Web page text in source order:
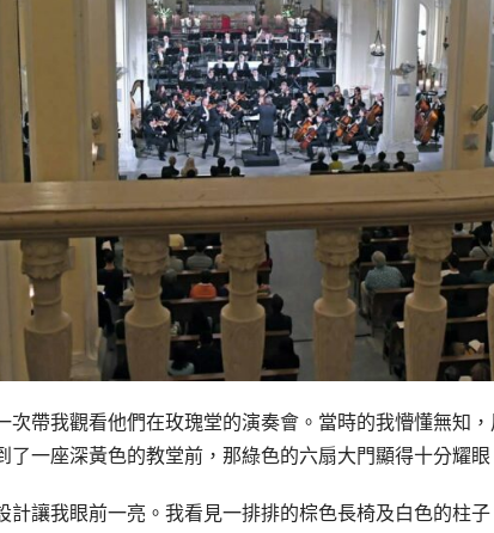
次帶我觀看他們在玫瑰堂的演奏會。當時的我懵懂無知
了一座深黃色的教堂前，那綠色的六扇大門顯得十分耀眼
計讓我眼前一亮。我看見一排排的棕色長椅及白色的柱